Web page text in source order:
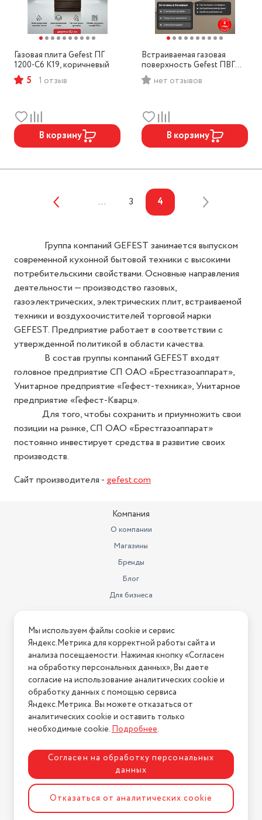
Газовая плита Gefest ПГ
1200-С6 К19, коричневый
5 1 отзыв
В корзину
Встраиваемая газовая
поверхность Gefest ПВГ
1403, белая
нет отзывов
В корзину
... 3 4
Группа компаний GEFEST занимается выпуском
современной кухонной бытовой техники с высокими
потребительскими свойствами. Основные направления
деятельности — производство газовых,
газоэлектрических, электрических плит, встраиваемой
техники и воздухоочистителей торговой марки
GEFEST. Предприятие работает в соответствии с
утвержденной политикой в области качества.
В состав группы компаний GEFEST входят
головное предприятие СП ОАО «Брестгазоаппарат»,
Унитарное предприятие «Гефест-техника», Унитарное
предприятие «Гефест-Кварц».
Для того, чтобы сохранить и приумножить свои
позиции на рынке, СП ОАО «Брестгазоаппарат»
постоянно инвестирует средства в развитие своих
производств.
Сайт производителя -gefest.com
Компания
О компании
Магазины
Бренды
Блог
Для бизнеса
Информация
Условия оплаты
Условия доставки
Условия возврата
Нашли ошибку на сайте?Напишите нам
2026 © Интернет-магазин "АстМаркет". У нас есть всё!
Политика конфиденциальности
Мы используем файлы cookie и сервис
Яндекс.Метрика для корректной работы сайта и
анализа посещаемости. Нажимая кнопку «Согласен
на обработку персональных данных», Вы даете
согласие на использование аналитических cookie и
обработку данных с помощью сервиса
Яндекс.Метрика. Вы можете отказаться от
аналитических cookie и оставить только
необходимые cookie.Подробнее.
Согласен на обработку персональных
данных
Отказаться от аналитических cookie